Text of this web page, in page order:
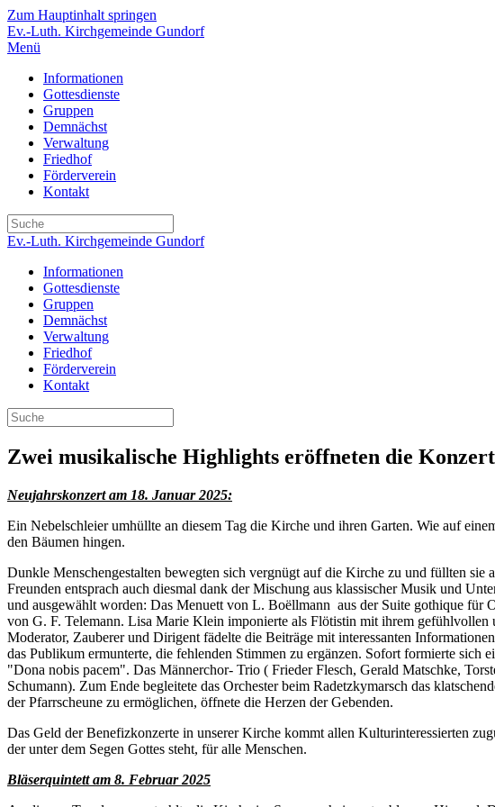
Zum Hauptinhalt springen
Ev.-Luth. Kirchgemeinde Gundorf
Menü
Informationen
Gottesdienste
Gruppen
Demnächst
Verwaltung
Friedhof
Förderverein
Kontakt
Ev.-Luth. Kirchgemeinde Gundorf
Informationen
Gottesdienste
Gruppen
Demnächst
Verwaltung
Friedhof
Förderverein
Kontakt
Zwei musikalische Highlights eröffneten die
Neujahrskonzert am 18. Januar 2025:
Ein Nebelschleier umhüllte an diesem Tag die Kirche und ihren Garten. Wie auf
den Bäumen hingen.
Dunkle Menschengestalten bewegten sich vergnügt auf die Kirche zu und füllten sie
Freunden entsprach auch diesmal dank der Mischung aus klassischer Musik und
und ausgewählt worden: Das Menuett von L. Boëllmann aus der Suite gothique für
von G. F. Telemann. Lisa Marie Klein imponierte als Flötistin mit ihrem
Moderator, Zauberer und Dirigent fädelte die Beiträge mit interessanten
das Publikum ermunterte, die fehlenden Stimmen zu ergänzen. Sofort formierte
"Dona nobis pacem". Das Männerchor- Trio ( Frieder Flesch, Gerald Matschke,
Schumann). Zum Ende begleitete das Orchester beim Radetzkymarsch das
der Pfarrscheune zu ermöglichen, öffnete die Herzen der Gebenden.
Das Geld der Benefizkonzerte in unserer Kirche kommt allen Kulturinteressierten
der unter dem Segen Gottes steht, für alle Menschen.
Bläserquintett am 8. Februar 2025